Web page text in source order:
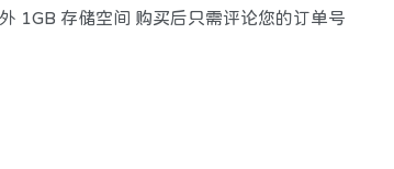
1GB 存储空间 购买后只需评论您的订单号